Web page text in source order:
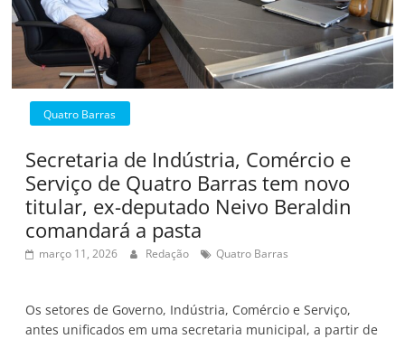
Quatro Barras
Secretaria de Indústria, Comércio e
Serviço de Quatro Barras tem novo
titular, ex-deputado Neivo Beraldin
comandará a pasta
março 11, 2026 Redação Quatro Barras
Os setores de Governo, Indústria, Comércio e Serviço,
antes unificados em uma secretaria municipal, a partir de